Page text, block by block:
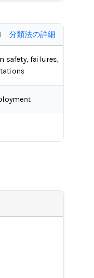
分類法の詳細
safety, failures,